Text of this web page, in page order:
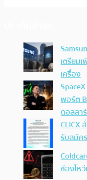
เตรียม
เครื่อง
พอร์ต
ดอลลาร์
CLICX
รับสมัค
ช่องโห